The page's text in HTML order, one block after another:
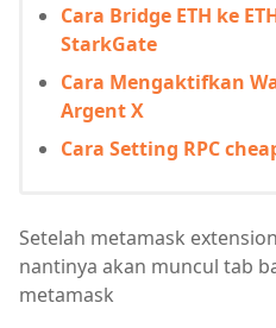
Cara Bridge ETH ke
StarkGate
Cara Mengaktifkan
Argent X
Cara Setting RPC
Setelah metamask
nantinya akan muncul tab
metamask